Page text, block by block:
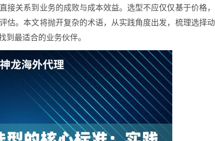
接关系到业务的成败与成本效益。选型不应仅仅基于价格，
估。本文将抛开复杂的术语，从实践角度出发，梳理选择动
到最适合的业务伙伴。